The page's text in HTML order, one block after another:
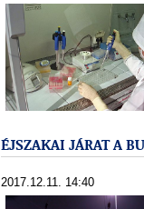
ÉJSZAKAI JÁRAT A
2017.12.11. 14:40